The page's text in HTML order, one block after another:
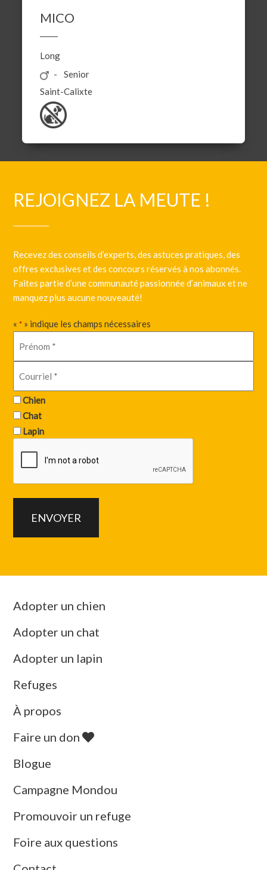
MICO
Long
Senior
Saint-Calixte
REJOIGNEZ LA MEUTE !
Recevez des conseils d’experts, des astuces pratiques, des
offres exclusives et des concours réservés à nos abonnés.
Faites partie d’une communauté passionnée d’animaux et ne
manquez plus aucune nouveauté!
«* » indique les champs nécessaires
Chien
Chat
Lapin
Adopter un chien
Adopter un chat
Adopter un lapin
Refuges
À propos
Faire un don
Blogue
Campagne Mondou
Promouvoir un refuge
Foire aux questions